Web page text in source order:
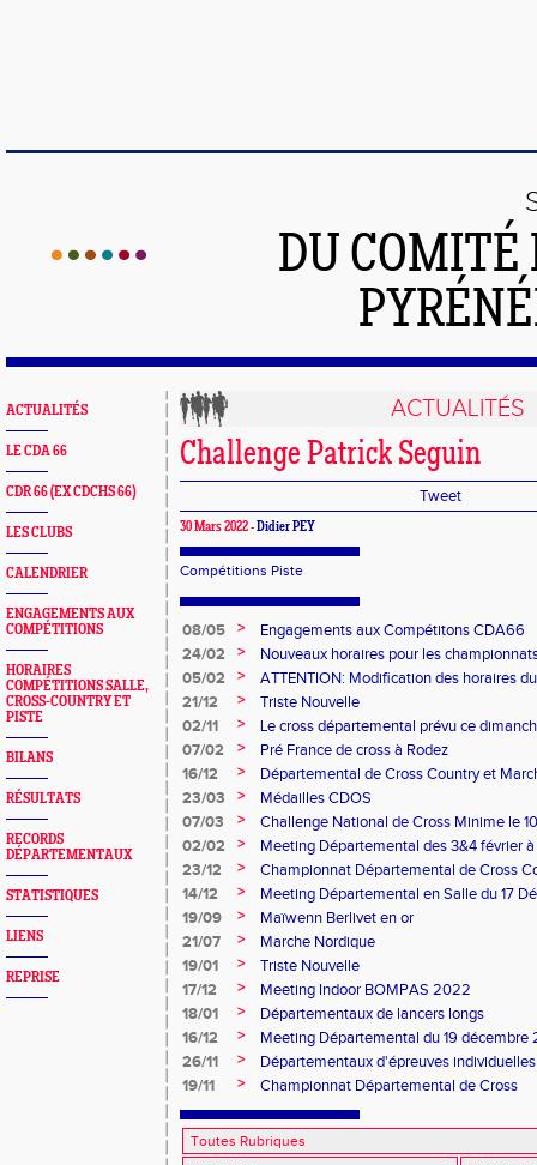
DU
ACTUALITÉS
LE CDA 66
CDR 66 (EX CDCHS 66)
LES CLUBS
CALENDRIER
ENGAGEMENTS AUX
COMPÉTITIONS
HORAIRES
COMPÉTITIONS SALLE,
CROSS-COUNTRY ET
PISTE
BILANS
RÉSULTATS
RECORDS
DÉPARTEMENTAUX
STATISTIQUES
LIENS
REPRISE
ACTUALITÉS
Challenge Patrick Seguin
Tweet
30 Mars 2022 -Didier PEY
Compétitions Piste
08/05 >
Engagements aux Compétitons CDA66
24/02
>
Nouveaux horaires pour les
minimes du 8 mars à Bompas
05/02 >
ATTENTION: Modification des horaires
21/12
>
Triste Nouvelle
02/11
>
Le cross départemental prévu ce
à l'état du terrain.
07/02 >
Pré France de cross à Rodez
16/12
>
Départemental de Cross Country et
23/03
>
Médailles CDOS
07/03
>
Challenge National de Cross Minime le
02/02
>
Meeting Départemental des 3&4 février
23/12
>
Championnat Départemental de Cross
14/12
>
Meeting Départemental en Salle du 17
19/09
>
Maïwenn Berlivet en or
21/07
>
Marche Nordique
19/01
>
Triste Nouvelle
17/12
>
Meeting Indoor BOMPAS 2022
18/01
>
Départementaux de lancers longs
16/12
>
Meeting Départemental du 19 décembre
26/11
>
Départementaux d'épreuves
19/11
> Championnat Départemental de Cross